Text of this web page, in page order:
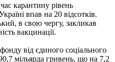
карантину рівень
впав на 20 відсотків.
в свою чергу, закликав
вакцинації.
від єдиного соціального
мільярда гривень, що на 7,2